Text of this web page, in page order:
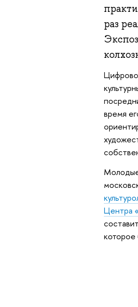
раз
время
Молодые
Центра
которое